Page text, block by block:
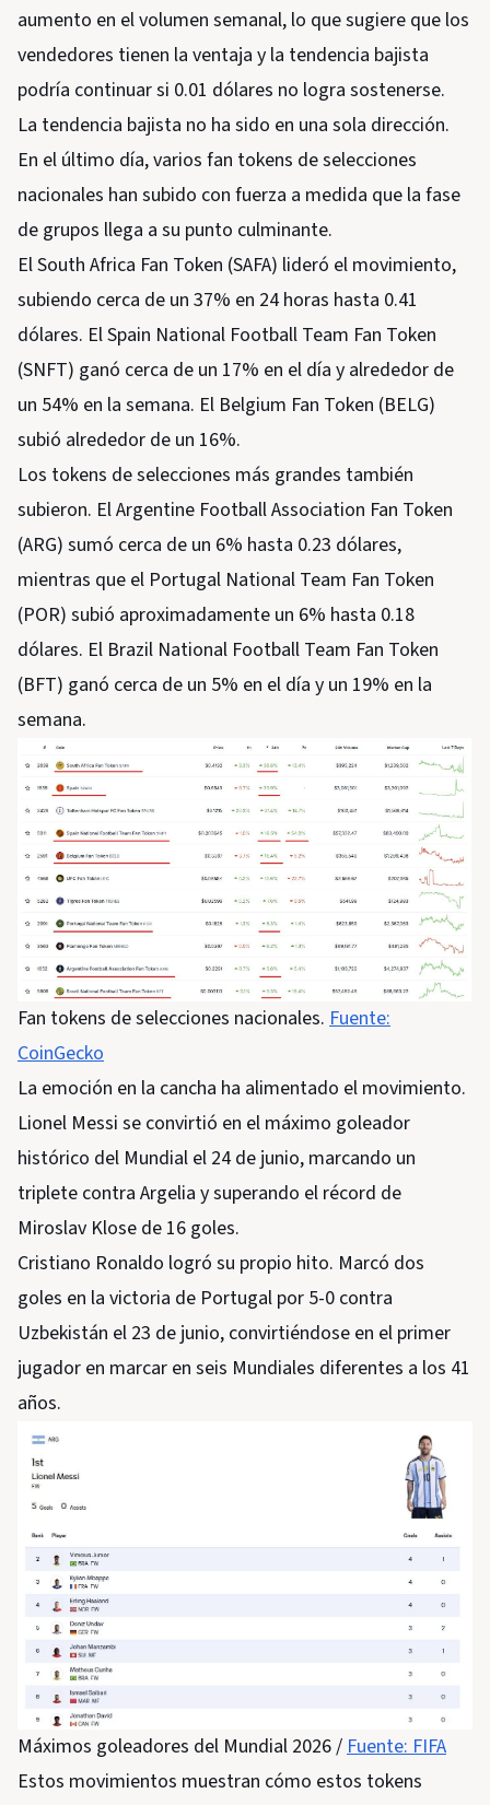
aumento en el volumen semanal, lo que sugiere que los
vendedores tienen la ventaja y la tendencia bajista
podría continuar si 0.01 dólares no logra sostenerse.
La tendencia bajista no ha sido en una sola dirección.
En el último día, varios fan tokens de selecciones
nacionales han subido con fuerza a medida que la fase
de grupos llega a su punto culminante.
El South Africa Fan Token (SAFA) lideró el movimiento,
subiendo cerca de un 37% en 24 horas hasta 0.41
dólares. El Spain National Football Team Fan Token
(SNFT) ganó cerca de un 17% en el día y alrededor de
un 54% en la semana. El Belgium Fan Token (BELG)
subió alrededor de un 16%.
Los tokens de selecciones más grandes también
subieron. El Argentine Football Association Fan Token
(ARG) sumó cerca de un 6% hasta 0.23 dólares,
mientras que el Portugal National Team Fan Token
(POR) subió aproximadamente un 6% hasta 0.18
dólares. El Brazil National Football Team Fan Token
(BFT) ganó cerca de un 5% en el día y un 19% en la
semana.
Fan tokens de selecciones nacionales. Fuente:
CoinGecko
La emoción en la cancha ha alimentado el movimiento.
Lionel Messi se convirtió en el máximo goleador
histórico del Mundial el 24 de junio, marcando un
triplete contra Argelia y superando el récord de
Miroslav Klose de 16 goles.
Cristiano Ronaldo logró su propio hito. Marcó dos
goles en la victoria de Portugal por 5-0 contra
Uzbekistán el 23 de junio, convirtiéndose en el primer
jugador en marcar en seis Mundiales diferentes a los 41
años.
Máximos goleadores del Mundial 2026 /Fuente: FIFA
Estos movimientos muestran cómo estos tokens